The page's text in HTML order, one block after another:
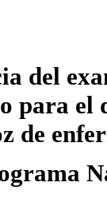
del
para el
de